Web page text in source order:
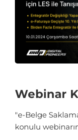
Webinar
"e-Belge
konulu